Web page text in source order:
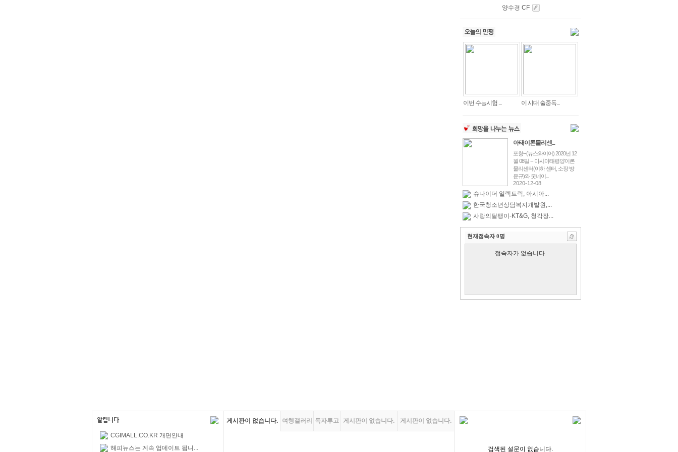
양수경 CF
이번 수능시험 ... 이 시대 술중독...
아태이론물리센...
포항--(뉴스와이어) 2020년 12
월 08일 -- 아시아태평양이론
물리센터(이하 센터, 소장 방
윤규)와 굿네이...
2020-12-08
슈나이더 일렉트릭, 아시아...
한국청소년상담복지개발원,...
사랑의달팽이-KT&G, 청각장...
현재접속자 0명
CGIMALL.CO.KR 개편안내
해피뉴스는 계속 업데이트 됩니...
게시판이 없습니다. 여행갤러리 독자투고 게시판이 없습니다. 게시판이 없습니다.
검색된 설문이 없습니다.